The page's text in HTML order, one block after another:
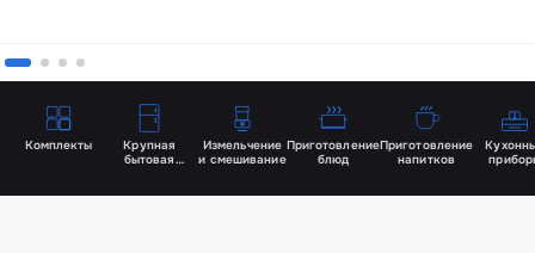
Комплекты
Крупная
бытовая
Измельчение
и смешивание
Приготовление
блюд
Приготовление
напитков